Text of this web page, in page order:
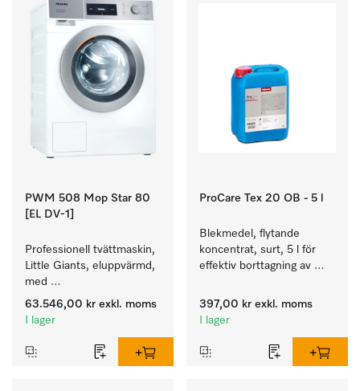
PWM 508 Mop Star 80
[EL DV-1]
Professionell tvättmaskin,
Little Giants, eluppvärmd,
med
avloppsventil speciellt för
kraven i Facility
8 kg.
63.546,00 kr exkl. moms
I lager
ProCare Tex 20 OB - 5 l
Blekmedel, flytande
koncentrat, surt, 5 l för
effektiv borttagning av
397,00 kr exkl. moms
I lager